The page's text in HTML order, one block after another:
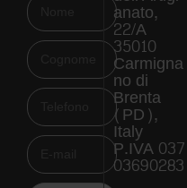
anato,
22/A
35010
Carmigna
no di
Brenta
(PD),
Italy
P.IVA 037
03690283